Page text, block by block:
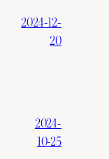
2024-12-
20
2024-
10-25